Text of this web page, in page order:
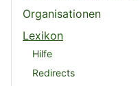
Organisationen
Lexikon
Hilfe
Redirects